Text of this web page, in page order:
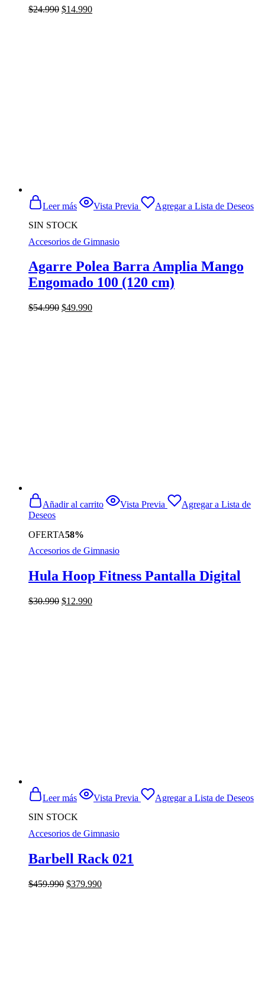
$24.990 El
$14.990El
SIN STOCK
Leer más Vista Previa Agregar a Lista de Deseos
Accesorios de Gimnasio
Agarre Polea Barra Amplia Mango
Engomado 100 (120 cm)
$54.990 El
$49.990El
OFERTA58%
Añadir al carrito Vista Previa
Agregar a Lista de
Deseos
Accesorios de Gimnasio
Hula Hoop Fitness Pantalla Digital
$30.990 El
$12.990El
SIN STOCK
Leer más Vista Previa Agregar a Lista de Deseos
Accesorios de Gimnasio
Barbell Rack 021
$459.990 El
$379.990El